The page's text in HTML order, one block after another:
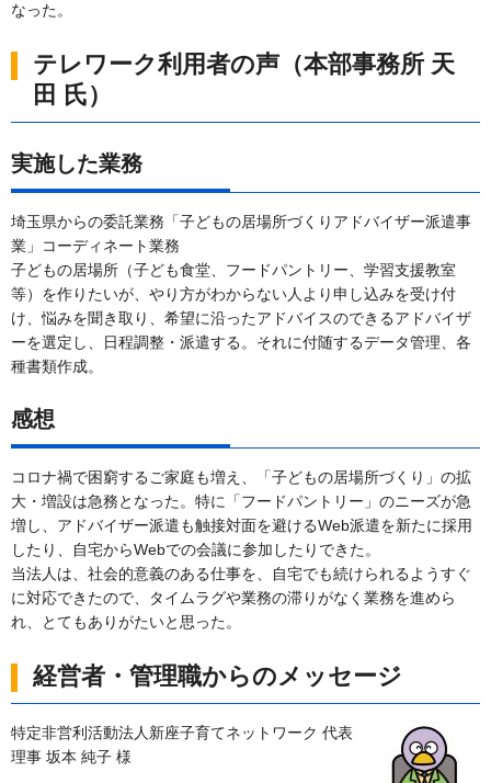
なった。
テレワーク利用者の声（本部事務所 天
田 氏）
実施した業務
埼玉県からの委託業務「子どもの居場所づくりアドバイザー派遣事
業」コーディネート業務
子どもの居場所（子ども食堂、フードパントリー、学習支援教室
等）を作りたいが、やり方がわからない人より申し込みを受け付
け、悩みを聞き取り、希望に沿ったアドバイスのできるアドバイザ
ーを選定し、日程調整・派遣する。それに付随するデータ管理、各
種書類作成。
感想
コロナ禍で困窮するご家庭も増え、「子どもの居場所づくり」の拡
大・増設は急務となった。特に「フードパントリー」のニーズが急
増し、アドバイザー派遣も触接対面を避けるWeb派遣を新たに採用
したり、自宅からWebでの会議に参加したりできた。
当法人は、社会的意義のある仕事を、自宅でも続けられるようすぐ
に対応できたので、タイムラグや業務の滞りがなく業務を進めら
れ、とてもありがたいと思った。
経営者・管理職からのメッセージ
特定非営利活動法人新座子育てネットワーク 代表
理事 坂本 純子 様